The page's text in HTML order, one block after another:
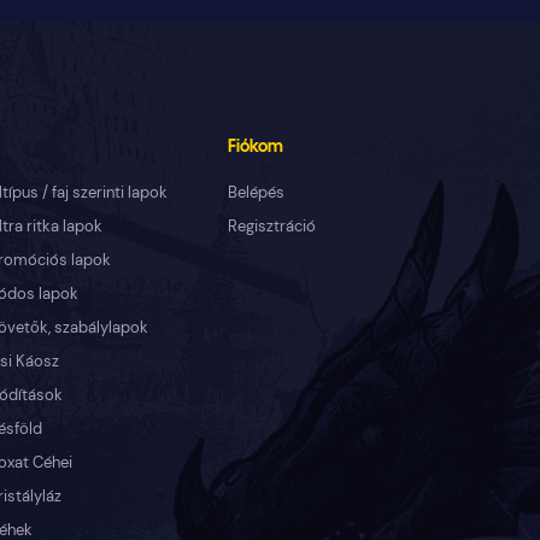
/ faj szerinti lapok
ritka lapok
lapok
lapok
szabálylapok
Káosz
Céhei
Fiókom
Belépés
Regisztráció